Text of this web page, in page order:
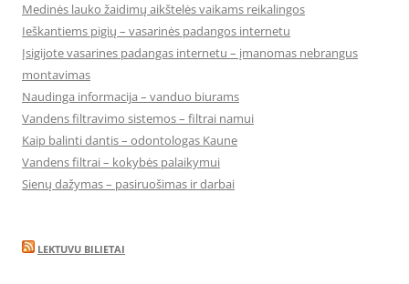
Medinės lauko žaidimų aikštelės vaikams reikalingos
Ieškantiems pigių – vasarinės padangos internetu
Įsigijote vasarines padangas internetu – įmanomas nebrangus
montavimas
Naudinga informacija – vanduo biurams
Vandens filtravimo sistemos – filtrai namui
Kaip balinti dantis – odontologas Kaune
Vandens filtrai – kokybės palaikymui
Sienų dažymas – pasiruošimas ir darbai
LEKTUVU BILIETAI